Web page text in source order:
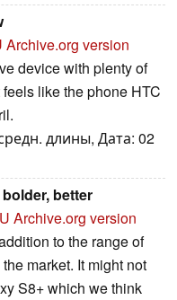
Archive.org version
device with plenty of
like the phone HTC
длины, Дата: 02
better
Archive.org version
to the range of
market. It might not
S8+ which we think